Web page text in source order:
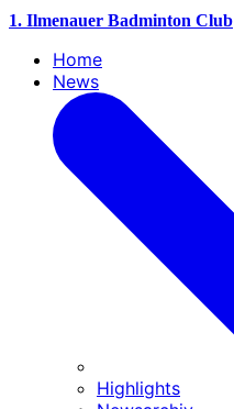
1. Ilmenauer Badminton Club
Home
News
Highlights